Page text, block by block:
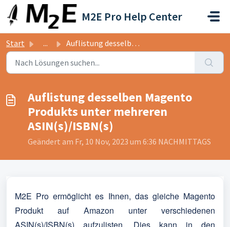
Zum hauptsächlichen Inhalt gehen
M2E Pro Help Center
Start ... Auflistung desselben Magento Produkts unter mehreren ASIN...
Auflistung desselben Magento
Produkts unter mehreren
ASIN(s)/ISBN(s)
Geändert am Fr, 10 Nov, 2023 um 6:36 NACHMITTAGS
M2E Pro ermöglicht es Ihnen, das gleiche Magento
Produkt auf Amazon unter verschiedenen